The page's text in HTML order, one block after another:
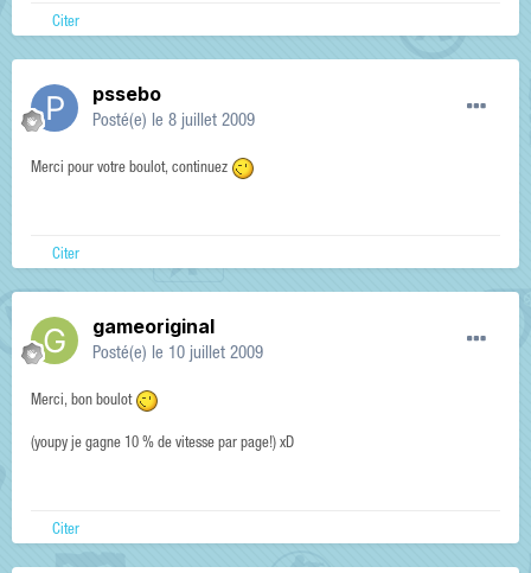
Citer
pssebo
Posté(e) le 8 juillet 2009
Merci pour votre boulot, continuez
Citer
gameoriginal
Posté(e) le 10 juillet 2009
Merci, bon boulot
(youpy je gagne 10 % de vitesse par page!) xD
Citer